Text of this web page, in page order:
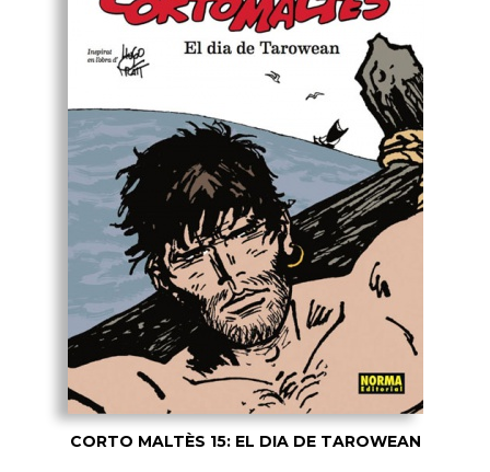
CORTO MALTÈS 15: EL DIA DE TAROWEAN